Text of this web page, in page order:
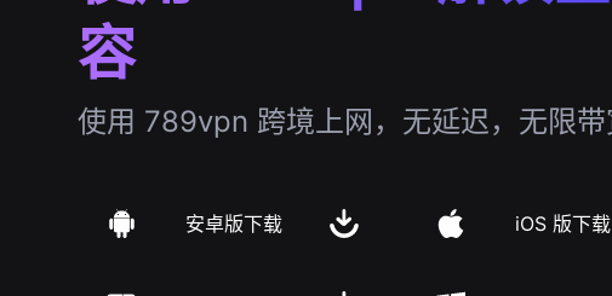
容
使用 789vpn 跨境上网，无延迟，无限带
安卓版下载 iOS 版下载